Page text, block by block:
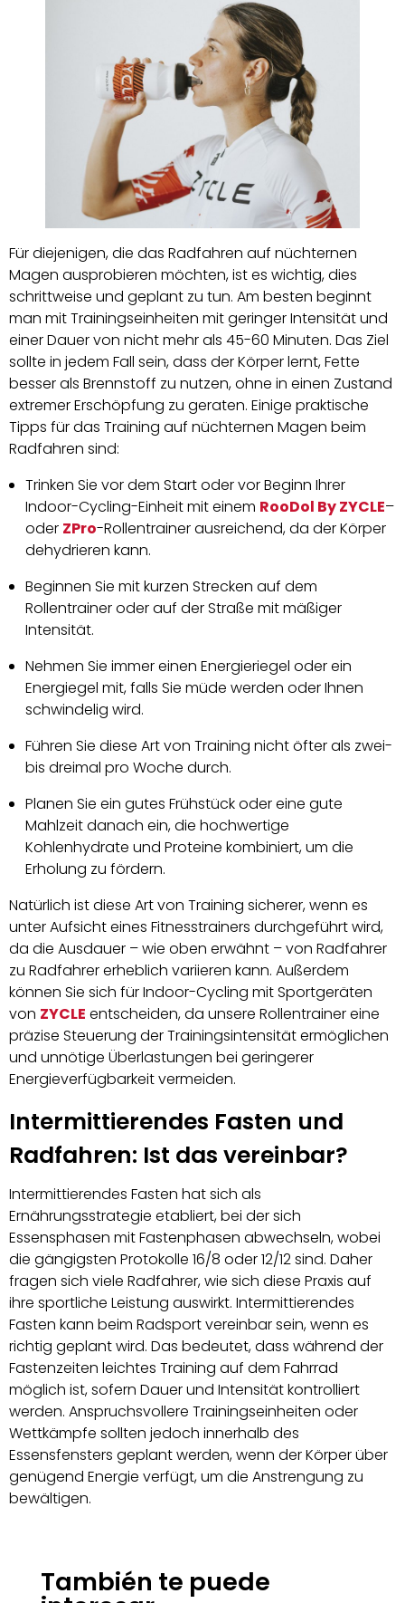
Für diejenigen, die das Radfahren auf nüchternen
Magen ausprobieren möchten, ist es wichtig, dies
schrittweise und geplant zu tun. Am besten beginnt
man mit Trainingseinheiten mit geringer Intensität und
einer Dauer von nicht mehr als 45-60 Minuten. Das Ziel
sollte in jedem Fall sein, dass der Körper lernt, Fette
besser als Brennstoff zu nutzen, ohne in einen Zustand
extremer Erschöpfung zu geraten. Einige praktische
Tipps für das Training auf nüchternen Magen beim
Radfahren sind:
Trinken Sie vor dem Start oder vor Beginn Ihrer
Indoor-Cycling-Einheit mit einem RooDol By ZYCLE–
oder ZPro-Rollentrainer ausreichend, da der Körper
dehydrieren kann.
Beginnen Sie mit kurzen Strecken auf dem
Rollentrainer oder auf der Straße mit mäßiger
Intensität.
Nehmen Sie immer einen Energieriegel oder ein
Energiegel mit, falls Sie müde werden oder Ihnen
schwindelig wird.
Führen Sie diese Art von Training nicht öfter als zwei-
bis dreimal pro Woche durch.
Planen Sie ein gutes Frühstück oder eine gute
Mahlzeit danach ein, die hochwertige
Kohlenhydrate und Proteine kombiniert, um die
Erholung zu fördern.
Natürlich ist diese Art von Training sicherer, wenn es
unter Aufsicht eines Fitnesstrainers durchgeführt wird,
da die Ausdauer – wie oben erwähnt – von Radfahrer
zu Radfahrer erheblich variieren kann. Außerdem
können Sie sich für Indoor-Cycling mit Sportgeräten
von ZYCLE entscheiden, da unsere Rollentrainer eine
präzise Steuerung der Trainingsintensität ermöglichen
und unnötige Überlastungen bei geringerer
Energieverfügbarkeit vermeiden.
Intermittierendes Fasten und
Radfahren: Ist das vereinbar?
Intermittierendes Fasten hat sich als
Ernährungsstrategie etabliert, bei der sich
Essensphasen mit Fastenphasen abwechseln, wobei
die gängigsten Protokolle 16/8 oder 12/12 sind. Daher
fragen sich viele Radfahrer, wie sich diese Praxis auf
ihre sportliche Leistung auswirkt. Intermittierendes
Fasten kann beim Radsport vereinbar sein, wenn es
richtig geplant wird. Das bedeutet, dass während der
Fastenzeiten leichtes Training auf dem Fahrrad
möglich ist, sofern Dauer und Intensität kontrolliert
werden. Anspruchsvollere Trainingseinheiten oder
Wettkämpfe sollten jedoch innerhalb des
Essensfensters geplant werden, wenn der Körper über
genügend Energie verfügt, um die Anstrengung zu
bewältigen.
También te puede